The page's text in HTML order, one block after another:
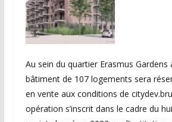
Au sein du quartier Erasmus Gardens
bâtiment de 107 logements sera
en vente aux conditions de
opération s’inscrit dans le cadre du